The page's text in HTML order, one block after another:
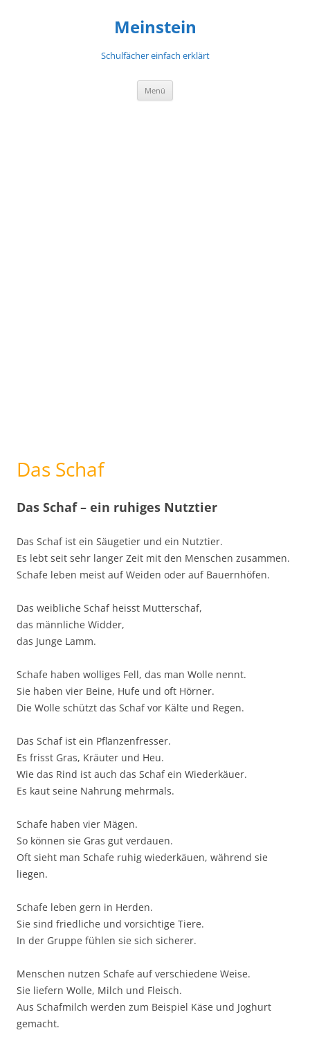
Meinstein
Schulfächer einfach erklärt
Menü
Das Schaf
Das Schaf – ein ruhiges Nutztier
Das Schaf ist ein Säugetier und ein Nutztier.
Es lebt seit sehr langer Zeit mit den Menschen zusammen.
Schafe leben meist auf Weiden oder auf Bauernhöfen.
Das weibliche Schaf heisst Mutterschaf,
das männliche Widder,
das Junge Lamm.
Schafe haben wolliges Fell, das man Wolle nennt.
Sie haben vier Beine, Hufe und oft Hörner.
Die Wolle schützt das Schaf vor Kälte und Regen.
Das Schaf ist ein Pflanzenfresser.
Es frisst Gras, Kräuter und Heu.
Wie das Rind ist auch das Schaf ein Wiederkäuer.
Es kaut seine Nahrung mehrmals.
Schafe haben vier Mägen.
So können sie Gras gut verdauen.
Oft sieht man Schafe ruhig wiederkäuen, während sie
liegen.
Schafe leben gern in Herden.
Sie sind friedliche und vorsichtige Tiere.
In der Gruppe fühlen sie sich sicherer.
Menschen nutzen Schafe auf verschiedene Weise.
Sie liefern Wolle, Milch und Fleisch.
Aus Schafmilch werden zum Beispiel Käse und Joghurt
gemacht.